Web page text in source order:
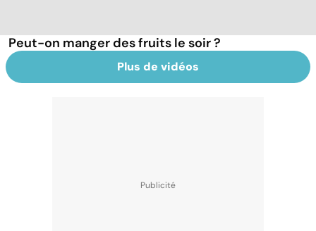
Peut-on manger des fruits le soir ?
Plus de vidéos